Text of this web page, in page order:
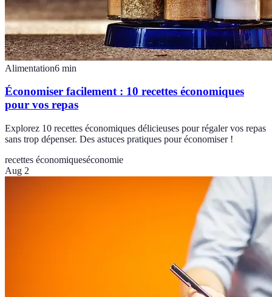
Alimentation6 min
Économiser facilement : 10 recettes économiques
pour vos repas
Explorez 10 recettes économiques délicieuses pour régaler vos repas
sans trop dépenser. Des astuces pratiques pour économiser !
recettes économiqueséconomie
Aug 2